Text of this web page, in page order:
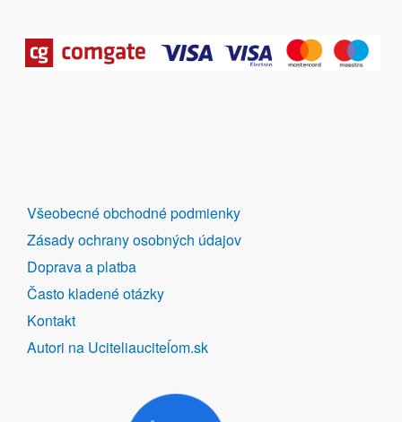
DALŠÍ
ODKAZY
Všeobecné obchodné podmienky
Zásady ochrany osobných údajov
Doprava a platba
Často kladené otázky
Kontakt
Autori na Uciteliauciteĺom.sk